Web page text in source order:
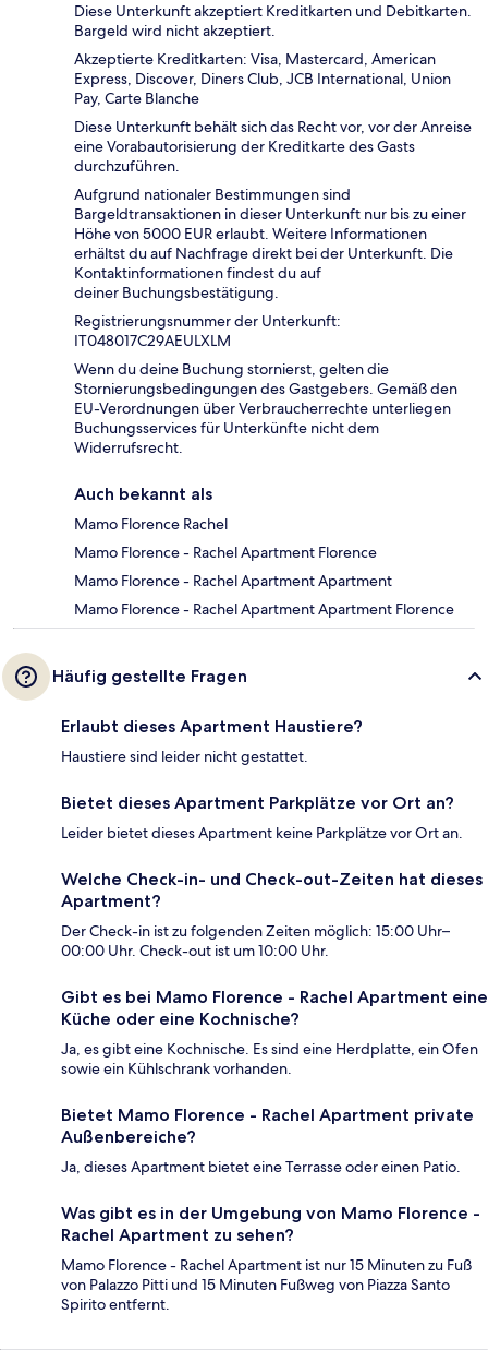
Diese Unterkunft akzeptiert Kreditkarten und Debitkarten.
Bargeld wird nicht akzeptiert.
Akzeptierte Kreditkarten: Visa, Mastercard, American
Express, Discover, Diners Club, JCB International, Union
Pay, Carte Blanche
Diese Unterkunft behält sich das Recht vor, vor der Anreise
eine Vorabautorisierung der Kreditkarte des Gasts
durchzuführen.
Aufgrund nationaler Bestimmungen sind
Bargeldtransaktionen in dieser Unterkunft nur bis zu einer
Höhe von 5000 EUR erlaubt. Weitere Informationen
erhältst du auf Nachfrage direkt bei der Unterkunft. Die
Kontaktinformationen findest du auf
deiner Buchungsbestätigung.
Registrierungsnummer der Unterkunft:
IT048017C29AEULXLM
Wenn du deine Buchung stornierst, gelten die
Stornierungsbedingungen des Gastgebers. Gemäß den
EU-Verordnungen über Verbraucherrechte unterliegen
Buchungsservices für Unterkünfte nicht dem
Widerrufsrecht.
Auch bekannt als
Mamo Florence Rachel
Mamo Florence - Rachel Apartment Florence
Mamo Florence - Rachel Apartment Apartment
Mamo Florence - Rachel Apartment Apartment Florence
Häufig gestellte Fragen
Erlaubt dieses Apartment Haustiere?
Haustiere sind leider nicht gestattet.
Bietet dieses Apartment Parkplätze vor Ort an?
Leider bietet dieses Apartment keine Parkplätze vor Ort an.
Welche Check-in- und Check-out-Zeiten hat dieses
Apartment?
Der Check-in ist zu folgenden Zeiten möglich: 15:00 Uhr–
00:00 Uhr. Check-out ist um 10:00 Uhr.
Gibt es bei Mamo Florence - Rachel Apartment eine
Küche oder eine Kochnische?
Ja, es gibt eine Kochnische. Es sind eine Herdplatte, ein Ofen
sowie ein Kühlschrank vorhanden.
Bietet Mamo Florence - Rachel Apartment private
Außenbereiche?
Ja, dieses Apartment bietet eine Terrasse oder einen Patio.
Was gibt es in der Umgebung von Mamo Florence -
Rachel Apartment zu sehen?
Mamo Florence - Rachel Apartment ist nur 15 Minuten zu Fuß
von Palazzo Pitti und 15 Minuten Fußweg von Piazza Santo
Spirito entfernt.